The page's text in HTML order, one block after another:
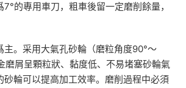
的專用車刀，粗車後留一定磨削餘量，
主。采用大氣孔砂輪（磨粒角度90°～
磨屑呈顆粒狀、黏度低、不易堵塞砂輪氣
砂輪可以提高加工效率。磨削過程中必須